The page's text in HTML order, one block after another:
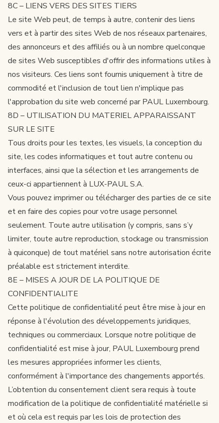
8C – LIENS VERS DES SITES TIERS
Le site Web peut, de temps à autre, contenir des liens
vers et à partir des sites Web de nos réseaux partenaires,
des annonceurs et des affiliés ou à un nombre quelconque
de sites Web susceptibles d'offrir des informations utiles à
nos visiteurs. Ces liens sont fournis uniquement à titre de
commodité et l'inclusion de tout lien n'implique pas
l'approbation du site web concerné par PAUL Luxembourg.
8D – UTILISATION DU MATERIEL APPARAISSANT
SUR LE SITE
Tous droits pour les textes, les visuels, la conception du
site, les codes informatiques et tout autre contenu ou
interfaces, ainsi que la sélection et les arrangements de
ceux-ci appartiennent à LUX-PAUL S.A.
Vous pouvez imprimer ou télécharger des parties de ce site
et en faire des copies pour votre usage personnel
seulement. Toute autre utilisation (y compris, sans s’y
limiter, toute autre reproduction, stockage ou transmission
à quiconque) de tout matériel sans notre autorisation écrite
préalable est strictement interdite.
8E – MISES A JOUR DE LA POLITIQUE DE
CONFIDENTIALITE
Cette politique de confidentialité peut être mise à jour en
réponse à l'évolution des développements juridiques,
techniques ou commerciaux. Lorsque notre politique de
confidentialité est mise à jour, PAUL Luxembourg prend
les mesures appropriées informer les clients,
conformément à l'importance des changements apportés.
L’obtention du consentement client sera requis à toute
modification de la politique de confidentialité matérielle si
et où cela est requis par les lois de protection des